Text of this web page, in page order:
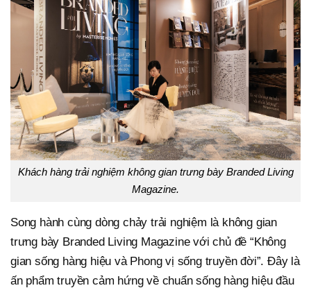
Khách hàng trải nghiệm không gian trưng bày Branded Living
Magazine.
Song hành cùng dòng chảy trải nghiệm là không gian
trưng bày Branded Living Magazine với chủ đề “Không
gian sống hàng hiệu và Phong vị sống truyền đời”. Đây là
ấn phẩm truyền cảm hứng về chuẩn sống hàng hiệu đầu